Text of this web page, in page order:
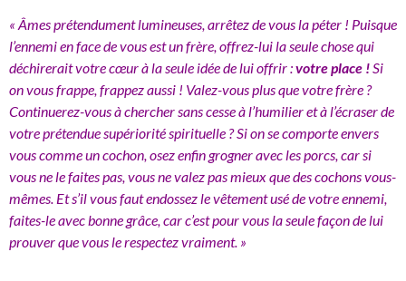
« Âmes prétendument lumineuses, arrêtez de vous la péter ! Puisque
l’ennemi en face de vous est un frère, offrez-lui la seule chose qui
déchirerait votre cœur à la seule idée de lui offrir :votre place ! Si
on vous frappe, frappez aussi ! Valez-vous plus que votre frère ?
Continuerez-vous à chercher sans cesse à l’humilier et à l’écraser de
votre prétendue supériorité spirituelle ? Si on se comporte envers
vous comme un cochon, osez enfin grogner avec les porcs, car si
vous ne le faites pas, vous ne valez pas mieux que des cochons vous-
mêmes. Et s’il vous faut endossez le vêtement usé de votre ennemi,
faites-le avec bonne grâce, car c’est pour vous la seule façon de lui
prouver que vous le respectez vraiment. »